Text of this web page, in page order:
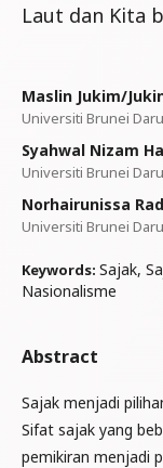
Laut dan Kita
Maslin Jukim/
Universiti Brunei
Syahwal Nizam
Universiti Brunei
Norhairunissa
Universiti Brunei
Keywords: Sajak,
Nasionalisme
Abstract
Sajak menjadi
Sifat sajak yang
pemikiran menjadi